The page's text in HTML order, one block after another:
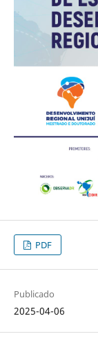
PDF
Publicado
2025-04-06